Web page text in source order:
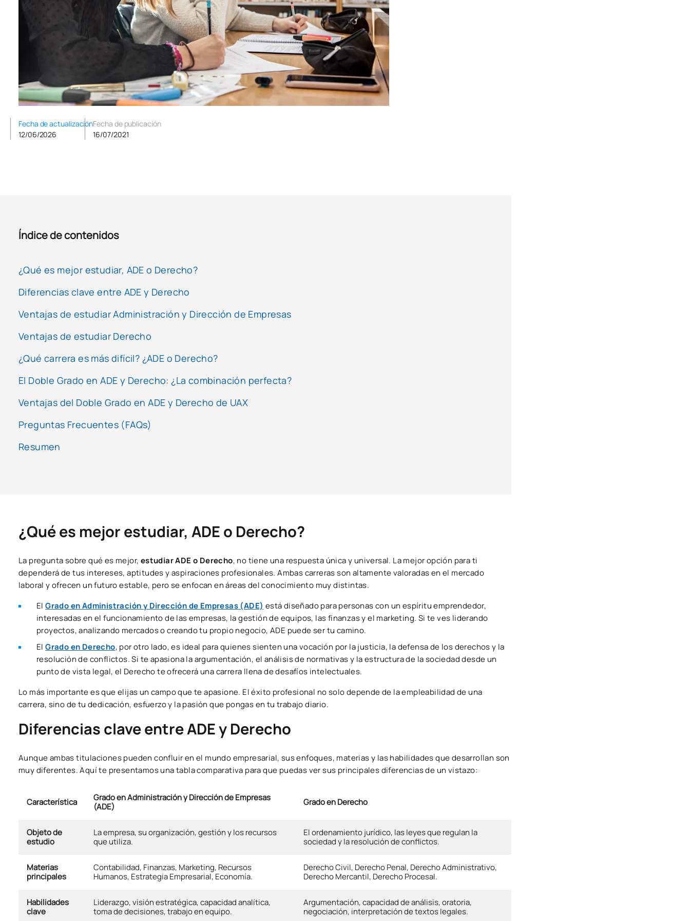
Fecha de actualización
12/06/2026
Fecha de publicación
16/07/2021
Índice de contenidos
¿Qué es mejor estudiar, ADE o Derecho?
Diferencias clave entre ADE y Derecho
Ventajas de estudiar Administración y Dirección de Empresas
Ventajas de estudiar Derecho
¿Qué carrera es más difícil? ¿ADE o Derecho?
El Doble Grado en ADE y Derecho: ¿La combinación perfecta?
Ventajas del Doble Grado en ADE y Derecho de UAX
Preguntas Frecuentes (FAQs)
Resumen
¿Qué es mejor estudiar, ADE o Derecho?
La pregunta sobre qué es mejor, estudiar ADE o Derecho, no tiene una respuesta única y universal. La mejor opción para ti
dependerá de tus intereses, aptitudes y aspiraciones profesionales. Ambas carreras son altamente valoradas en el mercado
laboral y ofrecen un futuro estable, pero se enfocan en áreas del conocimiento muy distintas.
ElGrado en Administración y Dirección de Empresas (ADE) está diseñado para personas con un espíritu emprendedor,
interesadas en el funcionamiento de las empresas, la gestión de equipos, las finanzas y el marketing. Si te ves liderando
proyectos, analizando mercados o creando tu propio negocio, ADE puede ser tu camino.
ElGrado en Derecho, por otro lado, es ideal para quienes sienten una vocación por la justicia, la defensa de los derechos y la
resolución de conflictos. Si te apasiona la argumentación, el análisis de normativas y la estructura de la sociedad desde un
punto de vista legal, el Derecho te ofrecerá una carrera llena de desafíos intelectuales.
Lo más importante es que elijas un campo que te apasione. El éxito profesional no solo depende de la empleabilidad de una
carrera, sino de tu dedicación, esfuerzo y la pasión que pongas en tu trabajo diario.
Diferencias clave entre ADE y Derecho
Aunque ambas titulaciones pueden confluir en el mundo empresarial, sus enfoques, materias y las habilidades que desarrollan son
muy diferentes. Aquí te presentamos una tabla comparativa para que puedas ver sus principales diferencias de un vistazo:
Característica
Grado en Administración y Dirección de Empresas
(ADE)
Grado en Derecho
Objeto de
estudio
La empresa, su organización, gestión y los recursos
que utiliza.
El ordenamiento jurídico, las leyes que regulan la
sociedad y la resolución de conflictos.
Materias
principales
Contabilidad, Finanzas, Marketing, Recursos
Humanos, Estrategia Empresarial, Economía.
Derecho Civil, Derecho Penal, Derecho Administrativo,
Derecho Mercantil, Derecho Procesal.
Habilidades
clave
Liderazgo, visión estratégica, capacidad analítica,
toma de decisiones, trabajo en equipo.
Argumentación, capacidad de análisis, oratoria,
negociación, interpretación de textos legales.